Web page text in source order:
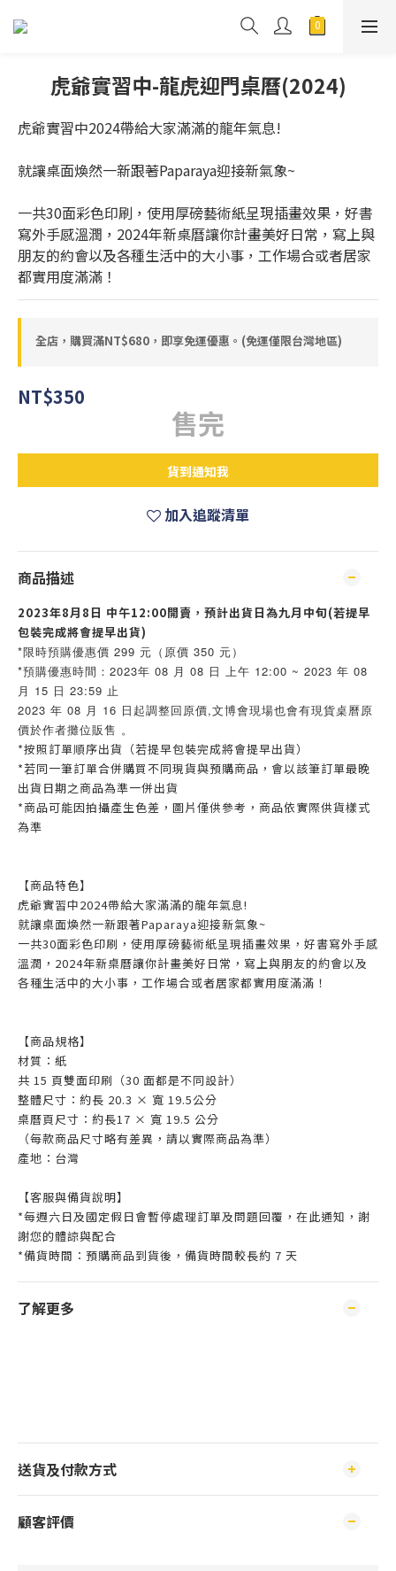
虎爺實習中-龍虎迎門桌曆(2024)
虎爺實習中2024帶給大家滿滿的龍年氣息!
就讓桌面煥然一新跟著Paparaya迎接新氣象~
一共30面彩色印刷，使用厚磅藝術紙呈現插畫效果，好書
寫外手感溫潤，2024年新桌曆讓你計畫美好日常，寫上與
朋友的約會以及各種生活中的大小事，工作場合或者居家
都實用度滿滿！
全店，購買滿NT$680，即享免運優惠。(免運僅限台灣地區)
NT$350
售完
貨到通知我
加入追蹤清單
商品描述
2023年8月8日 中午12:00開賣，預計出貨日為九月中旬(若提早
包裝完成將會提早出貨)
*限時預購優惠價 299 元（原價 350 元）
*預購優惠時間：2023年 08 月 08 日 上午 12:00 ~ 2023 年 08
月 15 日 23:59 止
2023 年 08 月 16 日起調整回原價,文博會現場也會有現貨桌曆原
價於作者攤位販售 。
*按照訂單順序出貨（若提早包裝完成將會提早出貨）
*若同一筆訂單合併購買不同現貨與預購商品，會以該筆訂單最晚
出貨日期之商品為準一併出貨
*商品可能因拍攝產生色差，圖片僅供參考，商品依實際供貨樣式
為準
【商品特色】
虎爺實習中2024帶給大家滿滿的龍年氣息!
就讓桌面煥然一新跟著Paparaya迎接新氣象~
一共30面彩色印刷，使用厚磅藝術紙呈現插畫效果，好書寫外手感
溫潤，2024年新桌曆讓你計畫美好日常，寫上與朋友的約會以及
各種生活中的大小事，工作場合或者居家都實用度滿滿！
【商品規格】
材質：紙
共 15 頁雙面印刷（30 面都是不同設計）
整體尺寸：約長 20.3 × 寬 19.5公分
桌曆頁尺寸：約長17 × 寬 19.5 公分
（每款商品尺寸略有差異，請以實際商品為準）
產地：台灣
【客服與備貨說明】
*每週六日及國定假日會暫停處理訂單及問題回覆，在此通知，謝
謝您的體諒與配合
*備貨時間：預購商品到貨後，備貨時間較長約 7 天
了解更多
送貨及付款方式
顧客評價